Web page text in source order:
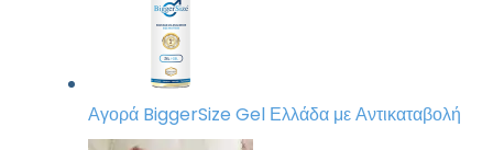
Αγορά BiggerSize Gel Ελλάδα με Αντικαταβολή